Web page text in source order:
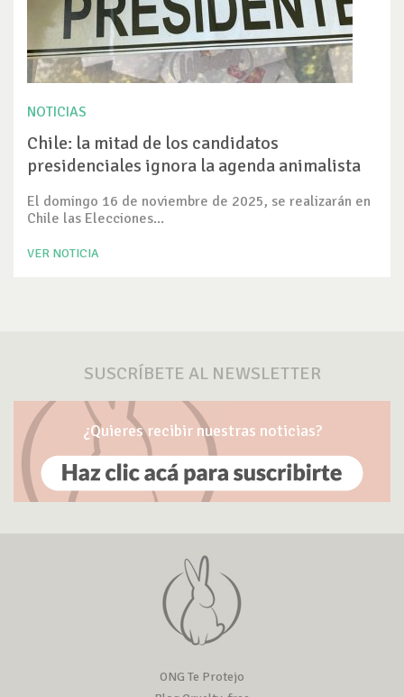
NOTICIAS
Chile: la mitad de los candidatos
presidenciales ignora la agenda animalista
El domingo 16 de noviembre de 2025, se realizarán en
Chile las Elecciones...
VER NOTICIA
SUSCRÍBETE AL NEWSLETTER
¿Quieres recibir nuestras noticias?
ONG Te Protejo